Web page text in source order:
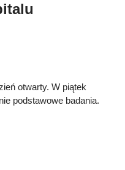
otwarty. W piątek
podstawowe badania.